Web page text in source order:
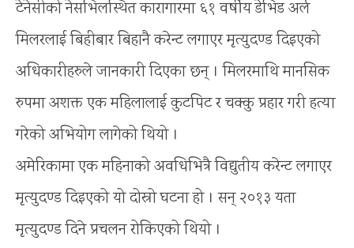
टेनेसीको नेसभिलस्थित कारागारमा ६१ वर्षीय डेभिड अर्ल
मिलरलाई बिहीबार बिहानै करेन्ट लगाएर मृत्युदण्ड दिइएको
अधिकारीहरुले जानकारी दिएका छन् । मिलरमाथि मानसिक
रुपमा अशक्त एक महिलालाई कुटपिट र चक्कु प्रहार गरी हत्या
गरेको अभियोग लागेको थियो ।
अमेरिकामा एक महिनाको अवधिभित्रै विद्युतीय करेन्ट लगाएर
मृत्युदण्ड दिइएको यो दोस्रो घटना हो । सन् २०१३ यता
मृत्युदण्ड दिने प्रचलन रोकिएको थियो ।